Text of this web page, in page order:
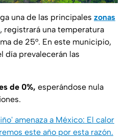
una de las principales zonas
, registrará una temperatura
de 25°. En este municipio,
día prevalecerán las
de 0%, esperándose nula
amenaza a México: El calor
este año por esta razón.